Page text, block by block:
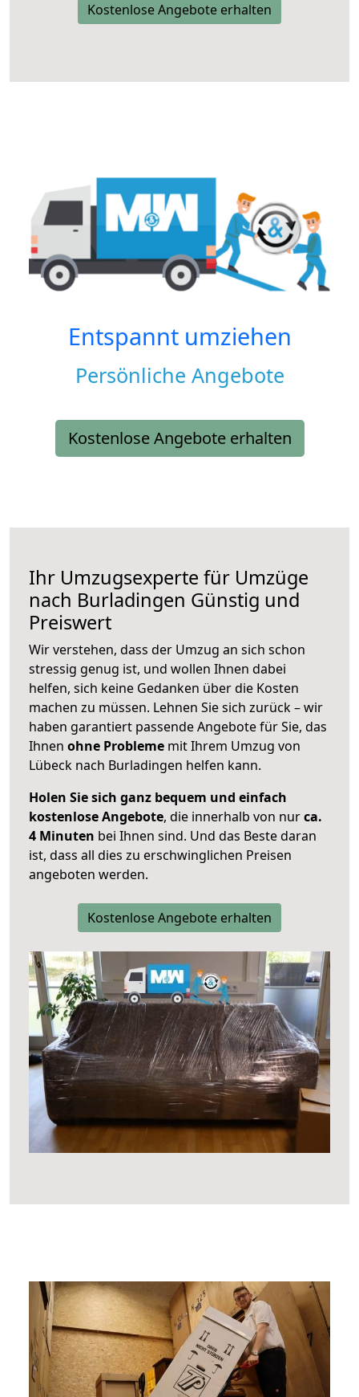
Kostenlose Angebote erhalten
Entspannt umziehen
Persönliche Angebote
Kostenlose Angebote erhalten
Ihr Umzugsexperte für Umzüge
nach Burladingen Günstig und
Preiswert
Wir verstehen, dass der Umzug an sich schon
stressig genug ist, und wollen Ihnen dabei
helfen, sich keine Gedanken über die Kosten
machen zu müssen. Lehnen Sie sich zurück – wir
haben garantiert passende Angebote für Sie, das
Ihnen ohne Probleme mit Ihrem Umzug von
Lübeck nach Burladingen helfen kann.
Holen Sie sich ganz bequem und einfach
kostenlose Angebote, die innerhalb von nurca.
4 Minuten bei Ihnen sind. Und das Beste daran
ist, dass all dies zu erschwinglichen Preisen
angeboten werden.
Kostenlose Angebote erhalten